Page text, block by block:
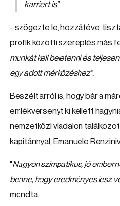
karriert is"
- szögezte le, hozzátéve:
profik közötti szereplés más
munkát kell beletenni és
egy adott mérkőzéshez".
Beszélt arról is, hogy bár a
emlékversenyt ki kellett
nemzetközi viadalon
kapitánnyal, Emanuele
"Nagyon szimpatikus, jó
benne, hogy eredményes lesz
mondta.